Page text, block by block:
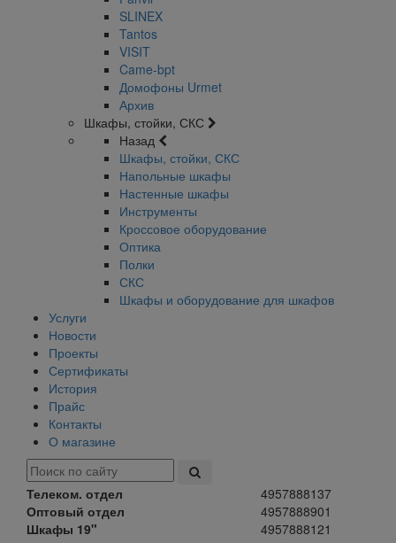
SLINEX
Tantos
VISIT
Came-bpt
Домофоны Urmet
Архив
Шкафы, стойки, СКС
Назад
Шкафы, стойки, СКС
Напольные шкафы
Настенные шкафы
Инструменты
Кроссовое оборудование
Оптика
Полки
СКС
Шкафы и оборудование для шкафов
Услуги
Новости
Проекты
Сертификаты
История
Прайс
Контакты
О магазине
Телеком. отдел
4957888137
Оптовый отдел
4957888901
Шкафы 19"
4957888121